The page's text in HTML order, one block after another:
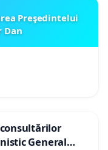
Preşedintelui
Dan
General